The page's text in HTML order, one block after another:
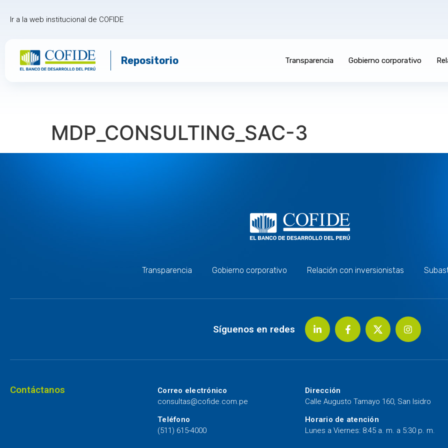
Ir a la web institucional de COFIDE
Repositorio Transparencia Gobierno corporativo
MDP_CONSULTING_SAC-3
Transparencia Gobierno corporativo Relación con inversionistas
Síguenos en redes
Contáctanos
Correo electrónico
consultas@cofide.com.pe
Teléfono
(511) 615-4000
Dirección
Calle Augusto Tamayo 160, San Isidro
Horario de atención
Lunes a Viernes: 8:45 a. m. a 5:30 p. m.